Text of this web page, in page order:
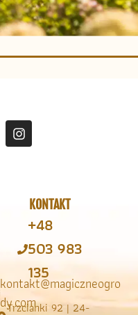
KONTAKT
+48
503 983
135
kontakt@magiczneogro
dy.com
Trzcianki 92 | 24-